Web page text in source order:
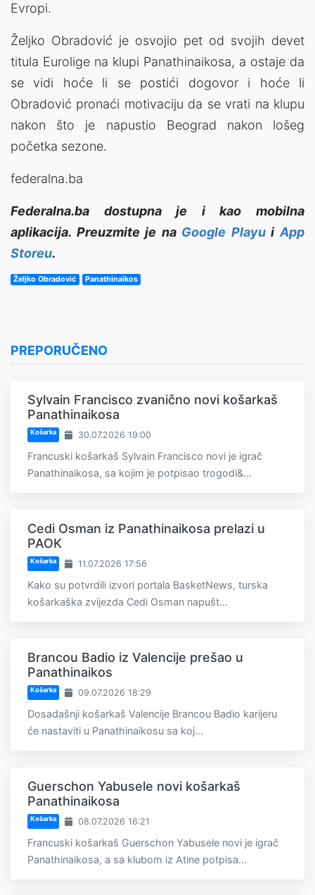
Evropi.
Željko Obradović je osvojio pet od svojih devet
titula Eurolige na klupi Panathinaikosa, a ostaje da
se vidi hoće li se postići dogovor i hoće li
Obradović pronaći motivaciju da se vrati na klupu
nakon što je napustio Beograd nakon lošeg
početka sezone.
federalna.ba
Federalna.ba dostupna je i kao mobilna
aplikacija. Preuzmite je na Google PlayuiApp
Storeu.
Željko Obradović Panathinaikos
PREPORUČENO
Sylvain Francisco zvanično novi košarkaš
Panathinaikosa
Košarka 30.07.2026 19:00
Francuski košarkaš Sylvain Francisco novi je igrač
Panathinaikosa, sa kojim je potpisao trogodi&...
Cedi Osman iz Panathinaikosa prelazi u
PAOK
Košarka 11.07.2026 17:56
Kako su potvrdili izvori portala BasketNews, turska
košarkaška zvijezda Cedi Osman napušt...
Brancou Badio iz Valencije prešao u
Panathinaikos
Košarka 09.07.2026 18:29
Dosadašnji košarkaš Valencije Brancou Badio karijeru
će nastaviti u Panathinaikosu sa koj...
Guerschon Yabusele novi košarkaš
Panathinaikosa
Košarka 08.07.2026 16:21
Francuski košarkaš Guerschon Yabusele novi je igrač
Panathinaikosa, a sa klubom iz Atine potpisa...